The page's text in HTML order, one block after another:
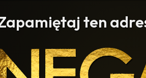
ten